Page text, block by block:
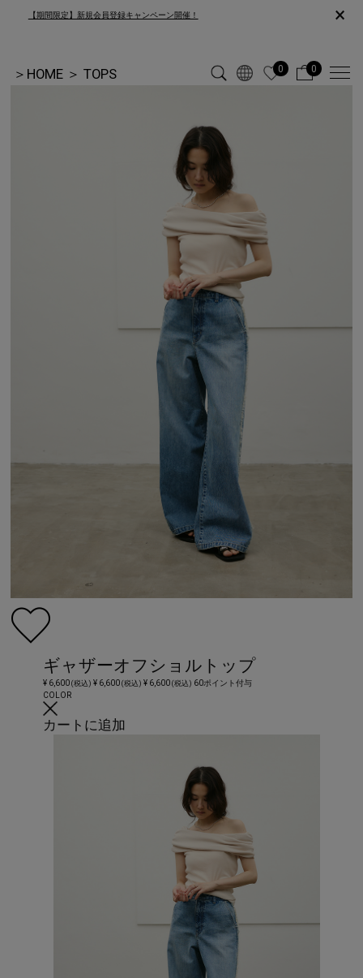
【期間限定】新規会員登録キャンペーン開催！ ×
＞ HOME ＞ TOPS 0 0
ギャザーオフショルトップ
¥ 6,600(税込) ¥ 6,600(税込) ¥ 6,600(税込) 60ポイント付与
COLOR
カートに追加